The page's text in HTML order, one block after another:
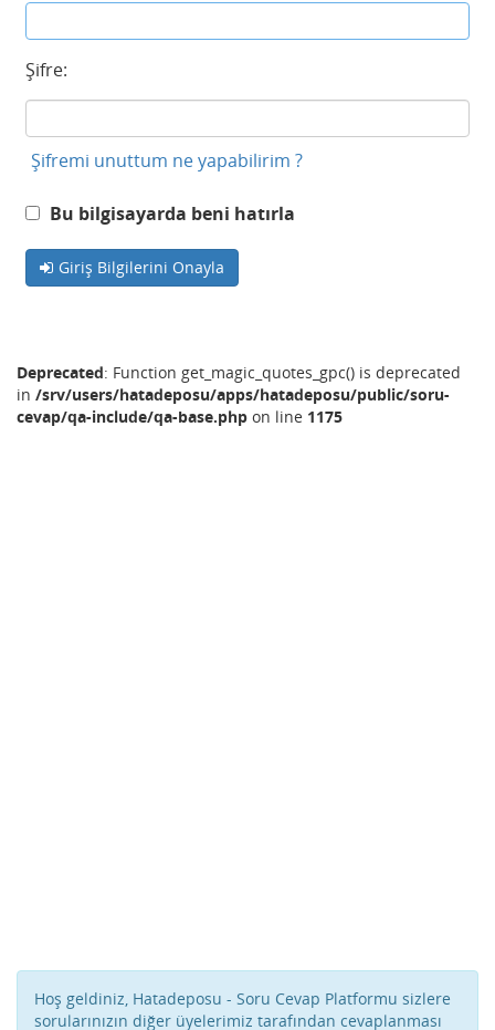
Şifre:
Şifremi unuttum ne yapabilirim ?
Bu bilgisayarda beni hatırla
Giriş Bilgilerini Onayla
Deprecated: Function get_magic_quotes_gpc() is deprecated
in /srv/users/hatadeposu/apps/hatadeposu/public/soru-
cevap/qa-include/qa-base.php on line 1175
Hoş geldiniz, Hatadeposu - Soru Cevap Platformu sizlere
sorularınızın diğer üyelerimiz tarafından cevaplanması